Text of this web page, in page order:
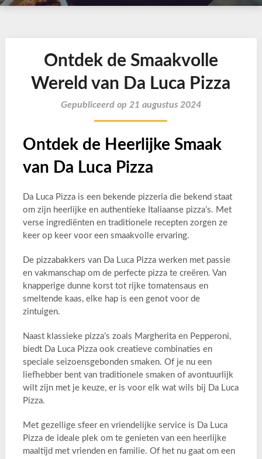
Ontdek de Smaakvolle
Wereld van Da Luca Pizza
Gepubliceerd op 21 augustus 2024
Ontdek de Heerlijke Smaak
van Da Luca Pizza
Da Luca Pizza is een bekende pizzeria die bekend staat
om zijn heerlijke en authentieke Italiaanse pizza’s. Met
verse ingrediënten en traditionele recepten zorgen ze
keer op keer voor een smaakvolle ervaring.
De pizzabakkers van Da Luca Pizza werken met passie
en vakmanschap om de perfecte pizza te creëren. Van
knapperige dunne korst tot rijke tomatensaus en
smeltende kaas, elke hap is een genot voor de
zintuigen.
Naast klassieke pizza’s zoals Margherita en Pepperoni,
biedt Da Luca Pizza ook creatieve combinaties en
speciale seizoensgebonden smaken. Of je nu een
liefhebber bent van traditionele smaken of avontuurlijk
wilt zijn met je keuze, er is voor elk wat wils bij Da Luca
Pizza.
Met gezellige sfeer en vriendelijke service is Da Luca
Pizza de ideale plek om te genieten van een heerlijke
maaltijd met vrienden en familie. Of het nu gaat om een